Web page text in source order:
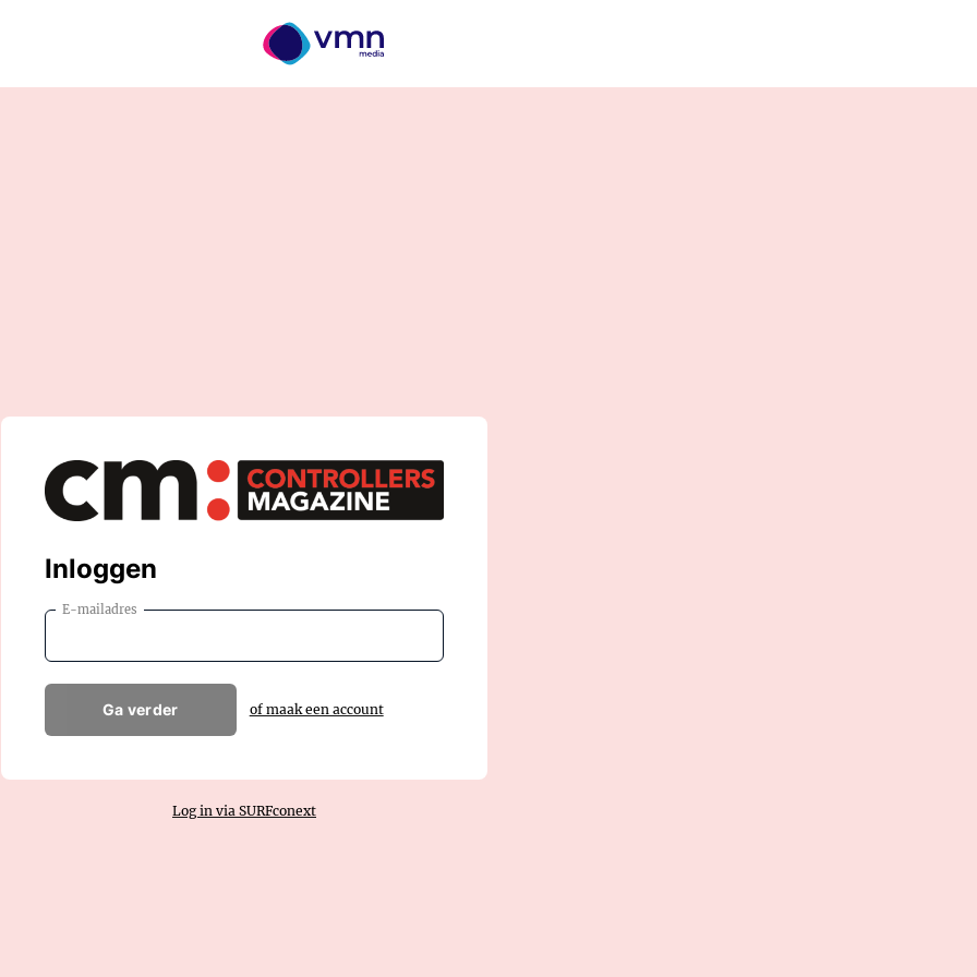
Inloggen
E-mailadres
Ga verder of maak een account
Log in via SURFconext